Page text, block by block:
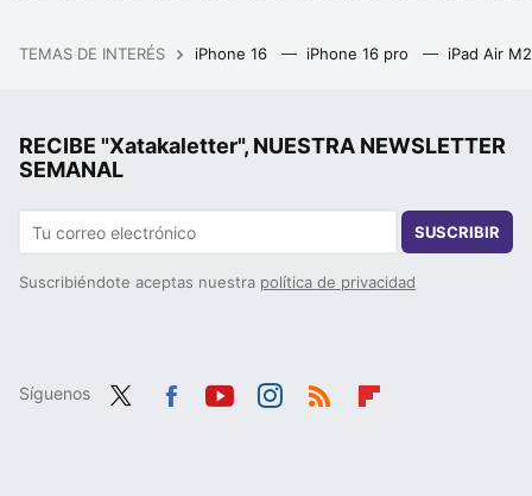
TEMAS DE INTERÉS iPhone 16 iPhone 16 pro iPad Air
RECIBE "Xatakaletter", NUESTRA NEWSLETTER
SEMANAL
SUSCRIBIR
Suscribiéndote aceptas nuestra política de privacidad
Síguenos